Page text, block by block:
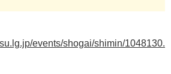
events/shogai/shimin/1048130.